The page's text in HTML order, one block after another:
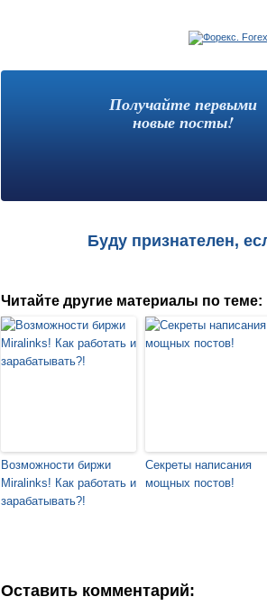
Получайте первыми
новые посты!
Буду признателен,
Читайте другие материалы по теме:
Возможности биржи
Miralinks! Как работать и
зарабатывать?!
Секреты написания
мощных постов!
Оставить комментарий: